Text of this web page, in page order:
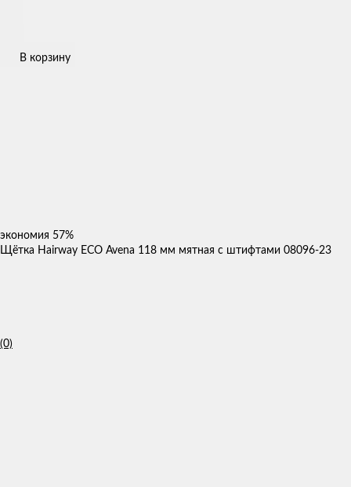
В корзину
экономия 57%
Щётка Hairway ECO Avena 118 мм мятная с штифтами 08096-23
(0)